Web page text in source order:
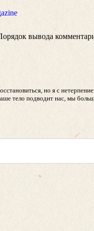
вывода
но я с
тело подводит нас, мы